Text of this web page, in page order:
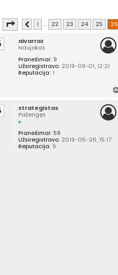
Puslapis iš26
Ankstesnis
1 … 22 23 24 25 26
aivarraz
Naujokas
Pranešimai: 9
Užsiregistravo: 2019-09-01, 12:21
Reputacija: 1
strategistas
Pažengęs
Pranešimai: 59
Užsiregistravo: 2019-06-26, 15:17
Reputacija: 9